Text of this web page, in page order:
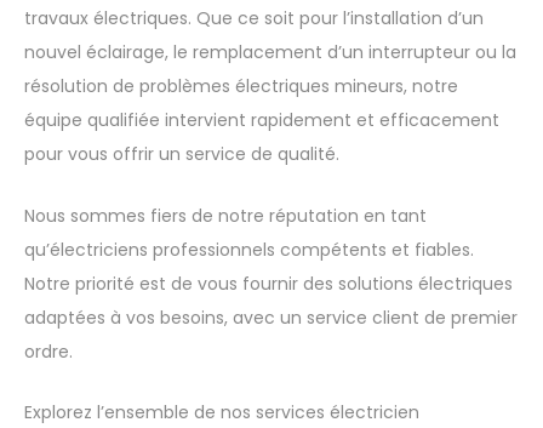
également à votre disposition pour tous vos petits
travaux électriques. Que ce soit pour l’installation d’un
nouvel éclairage, le remplacement d’un interrupteur ou la
résolution de problèmes électriques mineurs, notre
équipe qualifiée intervient rapidement et efficacement
Nous sommes fiers de notre réputation en tant
qu’électriciens professionnels compétents et fiables.
Notre priorité est de vous fournir des solutions électriques
adaptées à vos besoins, avec un service client de premier